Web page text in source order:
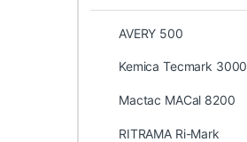
AVERY 500
Kemica Tecmark 3000
Mactac MACal 8200
RITRAMA Ri-Mark